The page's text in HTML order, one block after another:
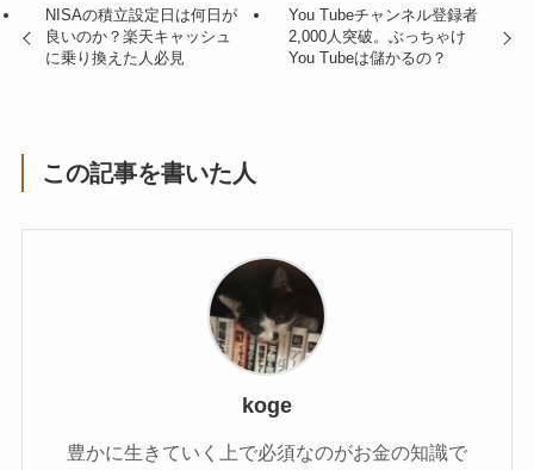
NISAの積立設定日は何日が
良いのか？楽天キャッシュ
に乗り換えた人必見
You Tubeチャンネル登録者
2,000人突破。ぶっちゃけ
You Tubeは儲かるの？
この記事を書いた人
koge
豊かに生きていく上で必須なのがお金の知識で